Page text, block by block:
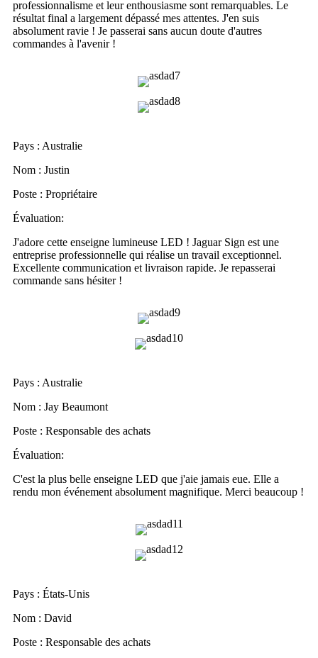
professionnalisme et leur enthousiasme sont remarquables. Le
résultat final a largement dépassé mes attentes. J'en suis
absolument ravie ! Je passerai sans aucun doute d'autres
commandes à l'avenir !
Pays : Australie
Nom : Justin
Poste : Propriétaire
Évaluation:
J'adore cette enseigne lumineuse LED ! Jaguar Sign est une
entreprise professionnelle qui réalise un travail exceptionnel.
Excellente communication et livraison rapide. Je repasserai
commande sans hésiter !
Pays : Australie
Nom : Jay Beaumont
Poste : Responsable des achats
Évaluation:
C'est la plus belle enseigne LED que j'aie jamais eue. Elle a
rendu mon événement absolument magnifique. Merci beaucoup !
Pays : États-Unis
Nom : David
Poste : Responsable des achats